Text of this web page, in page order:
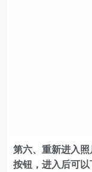
第六、重新进入
按钮，进入后可